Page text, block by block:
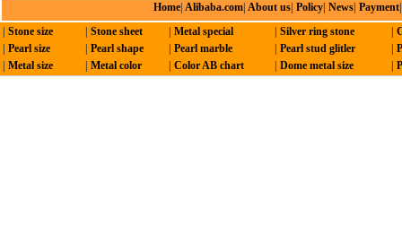
Home Alibaba.com About us Policy News Payment
Stone size Stone sheet Metal special Silver ring stone
Pearl size Pearl shape Pearl marble Pearl stud glitler
Metal size Metal color Color AB chart Dome metal size